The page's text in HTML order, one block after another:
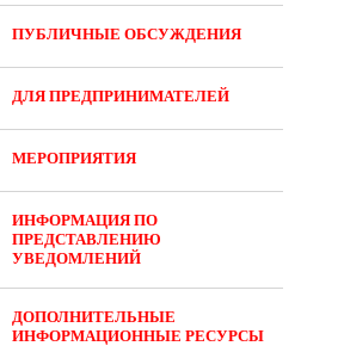
ПУБЛИЧНЫЕ ОБСУЖДЕНИЯ
ДЛЯ ПРЕДПРИНИМАТЕЛЕЙ
МЕРОПРИЯТИЯ
ИНФОРМАЦИЯ ПО
ПРЕДСТАВЛЕНИЮ
УВЕДОМЛЕНИЙ
ДОПОЛНИТЕЛЬНЫЕ
ИНФОРМАЦИОННЫЕ РЕСУРСЫ